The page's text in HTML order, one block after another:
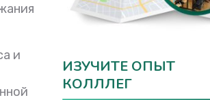
и
ИЗУЧИТЕ ОПЫТ
КОЛЛЛЕГ